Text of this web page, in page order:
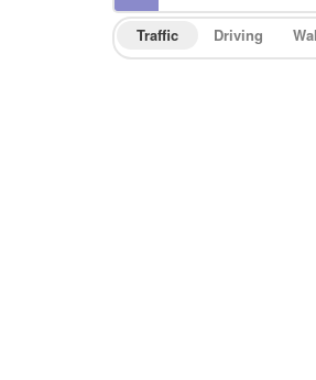
Traffic Driving